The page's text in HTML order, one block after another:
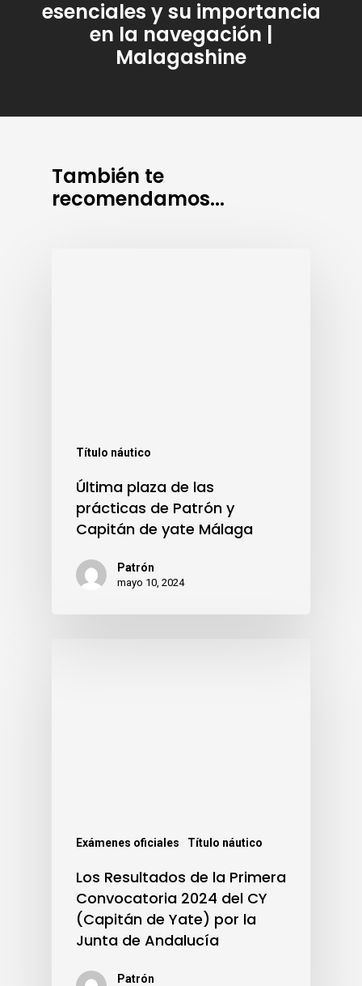
esenciales y su importancia
en la navegación |
Malagashine
También te
recomendamos...
Título náutico
Última plaza de las
prácticas de Patrón y
Capitán de yate Málaga
Patrón
mayo 10, 2024
Exámenes oficiales Título náutico
Los Resultados de la Primera
Convocatoria 2024 del CY
(Capitán de Yate) por la
Junta de Andalucía
Patrón